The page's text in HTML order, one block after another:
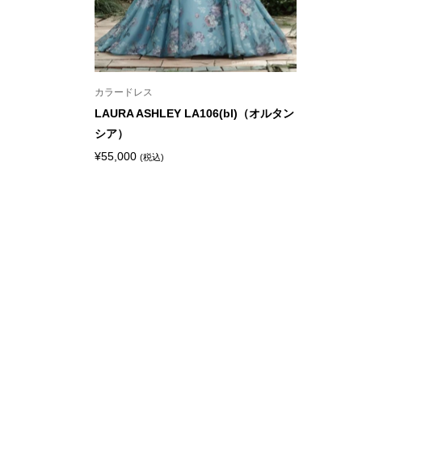
カラードレス
LAURA ASHLEY LA106(bl)（オルタン
シア）
¥55,000 (税込)